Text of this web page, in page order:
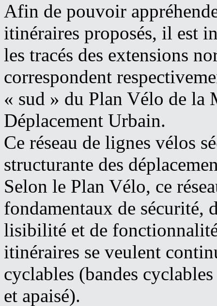
Afin de pouvoir
itinéraires proposés, il est
les tracés des extensions
correspondent
« sud » du Plan Vélo de la
Déplacement Urbain.
Ce réseau de lignes vélos
structurante des
Selon le Plan Vélo, ce
fondamentaux de sécurité,
lisibilité et de
itinéraires se veulent
cyclables (bandes
et apaisé).